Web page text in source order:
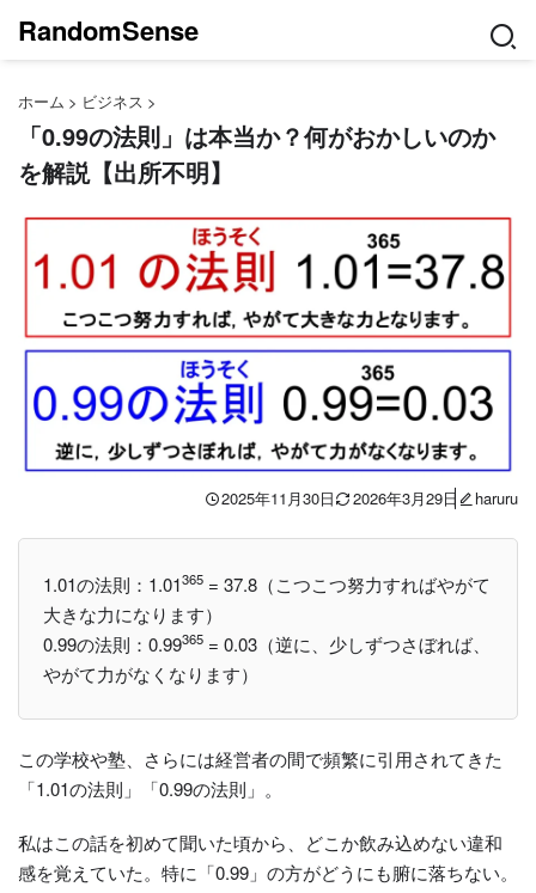
RandomSense
ホーム > ビジネス >
「0.99の法則」は本当か？何がおかしいのか
を解説【出所不明】
2025年11月30日 2026年3月29日 haruru
1.01の法則：1.01365 = 37.8（こつこつ努力すればやがて
大きな力になります）
0.99の法則：0.99365 = 0.03（逆に、少しずつさぼれば、
やがて力がなくなります）
この学校や塾、さらには経営者の間で頻繁に引用されてきた
「1.01の法則」「0.99の法則」。
私はこの話を初めて聞いた頃から、どこか飲み込めない違和
感を覚えていた。特に「0.99」の方がどうにも腑に落ちない。